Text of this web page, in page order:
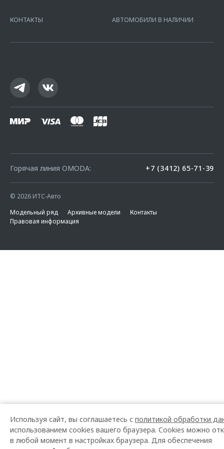
16.01.2015. Предложение ограничено и не является публичной
КОНТАКТЫ АВТОМОБИЛИ В НАЛИЧИИ
Горячая линия OMODA: +7 (3412) 65-71-39
© 2026 ИТС-Авто
Модельный ряд
Архивные модели
Контакты
Правовая информация
Используя сайт, вы соглашаетесь с политикой обработки
использованием cookies вашего браузера. Cookies можно
в любой момент в настройках браузера. Для обеспечения